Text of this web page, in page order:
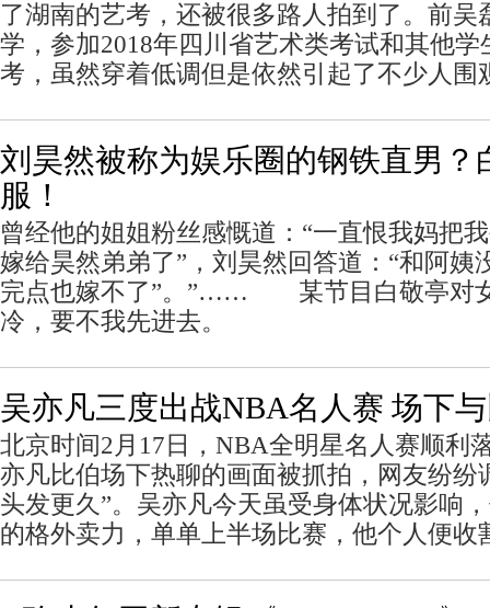
了湖南的艺考，还被很多路人拍到了。前吴
学，参加2018年四川省艺术类考试和其他
考，虽然穿着低调但是依然引起了不少人围
刘昊然被称为娱乐圈的钢铁直男？
服！
曾经他的姐姐粉丝感慨道：“一直恨我妈把
嫁给昊然弟弟了”，刘昊然回答道：“和阿姨
完点也嫁不了”。”…… 某节目白敬亭对女
冷，要不我先进去。
吴亦凡三度出战NBA名人赛 场下
北京时间2月17日，NBA全明星名人赛顺利
亦凡比伯场下热聊的画面被抓拍，网友纷纷
头发更久”。吴亦凡今天虽受身体状况影响
的格外卖力，单单上半场比赛，他个人便收